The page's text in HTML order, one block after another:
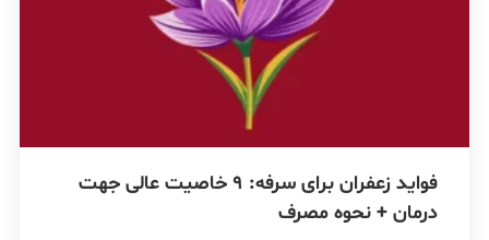
فواید زعفران برای سرفه: 9 خاصیت عالی جهت
درمان + نحوه مصرف